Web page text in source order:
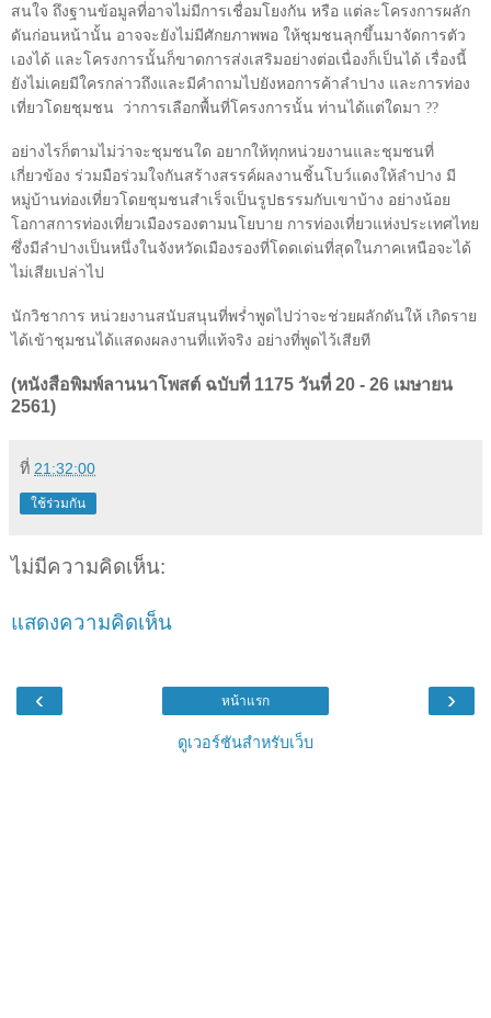
สนใจ ถึงฐานข้อมูลที่อาจไม่มีการเชื่อมโยงกัน หรือ แต่ละโครงการผลัก
ดันก่อนหน้านั้น อาจจะยังไม่มีศักยภาพพอ ให้ชุมชนลุกขึ้นมาจัดการตัว
เองได้ และโครงการนั้นก็ขาดการส่งเสริมอย่างต่อเนื่องก็เป็นได้ เรื่องนี้
ยังไม่เคยมีใครกล่าวถึงและมีคำถามไปยังหอการค้าลำปาง และการท่อง
เที่ยวโดยชุมชน
ว่าการเลือกพื้นที่โครงการนั้น ท่านได้แต่ใดมา ??
อย่างไรก็ตามไม่ว่าจะชุมชนใด อยากให้ทุกหน่วยงานและชุมชนที่
เกี่ยวข้อง ร่วมมือร่วมใจกันสร้างสรรค์ผลงานชิ้นโบว์แดงให้ลำปาง มี
หมู่บ้านท่องเที่ยวโดยชุมชนสำเร็จเป็นรูปธรรมกับเขาบ้าง อย่างน้อย
โอกาสการท่องเที่ยวเมืองรองตามนโยบาย การท่องเที่ยวแห่งประเทศไทย
ซึ่งมีลำปางเป็นหนึ่งในจังหวัดเมืองรองที่โดดเด่นที่สุดในภาคเหนือจะได้
ไม่เสียเปล่าไป
นักวิชาการ หน่วยงานสนับสนุนที่พร่ำพูดไปว่าจะช่วยผลักดันให้ เกิดราย
ได้เข้าชุมชนได้แสดงผลงานที่แท้จริง อย่างที่พูดไว้เสียที
(หนังสือพิมพ์ลานนาโพสต์ ฉบับที่ 1175 วันที่ 20 - 26 เมษายน
2561)
ที่ 21:32:00
ใช้ร่วมกัน
ไม่มีความคิดเห็น:
แสดงความคิดเห็น
‹ ›
หน้าแรก
ดูเวอร์ชันสำหรับเว็บ